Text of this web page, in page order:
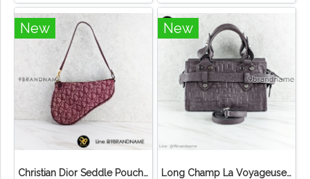
New
Christian Dior Seddle Pouch Accessory Hand Bag
New
Long Champ La Voyageuse Bag Leather